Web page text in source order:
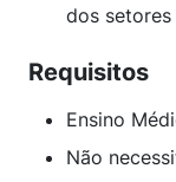
dos
Requisitos
Ensino
Não